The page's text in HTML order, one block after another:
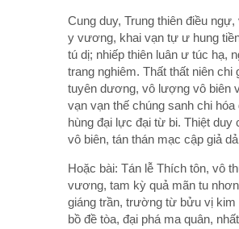
Cung duy, Trung thiên điều
y vương, khai vạn tự ư hung
tú dị; nhiếp thiên luân ư túc hạ,
trang nghiêm. Thất thất niên chi
tuyên dương, vô lượng vô biên
vạn vạn thế chúng sanh chi hóa
hùng đại lực đại từ bi. Thiệt duy
vô biên, tán thán mạc cập giả
Hoặc bài: Tán lễ Thích tôn, vô
vương, tam kỳ quả mãn tu
giáng trần, trường từ bửu vị kim
bồ đề tòa, đại phá ma quân,